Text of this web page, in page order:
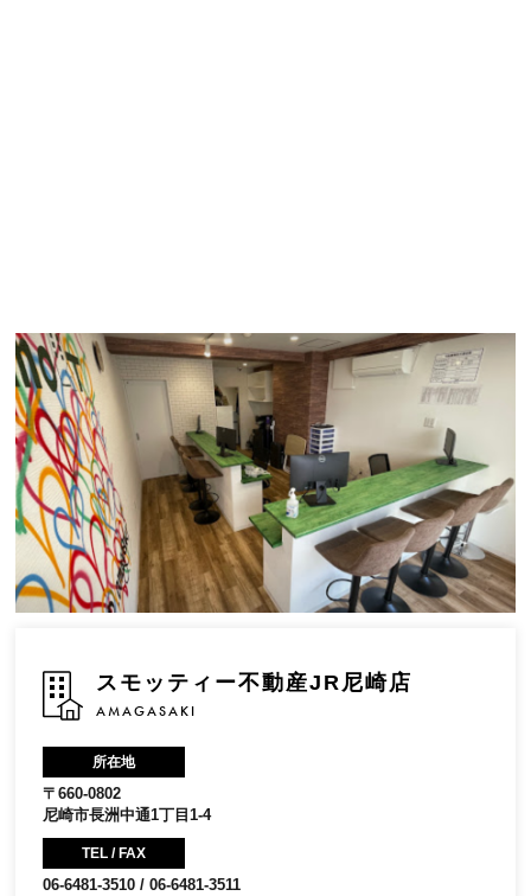
スモッティー不動産JR尼崎店
AMAGASAKI
所在地
〒660-0802
尼崎市長洲中通1丁目1-4
TEL / FAX
06-6481-3510 / 06-6481-3511